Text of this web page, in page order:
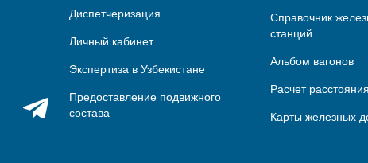
Диспетчеризация
Личный кабинет
Экспертиза в Узбекистане
Предоставление подвижного
состава
Справочник
станций
Альбом вагонов
Расчет
Карты железных